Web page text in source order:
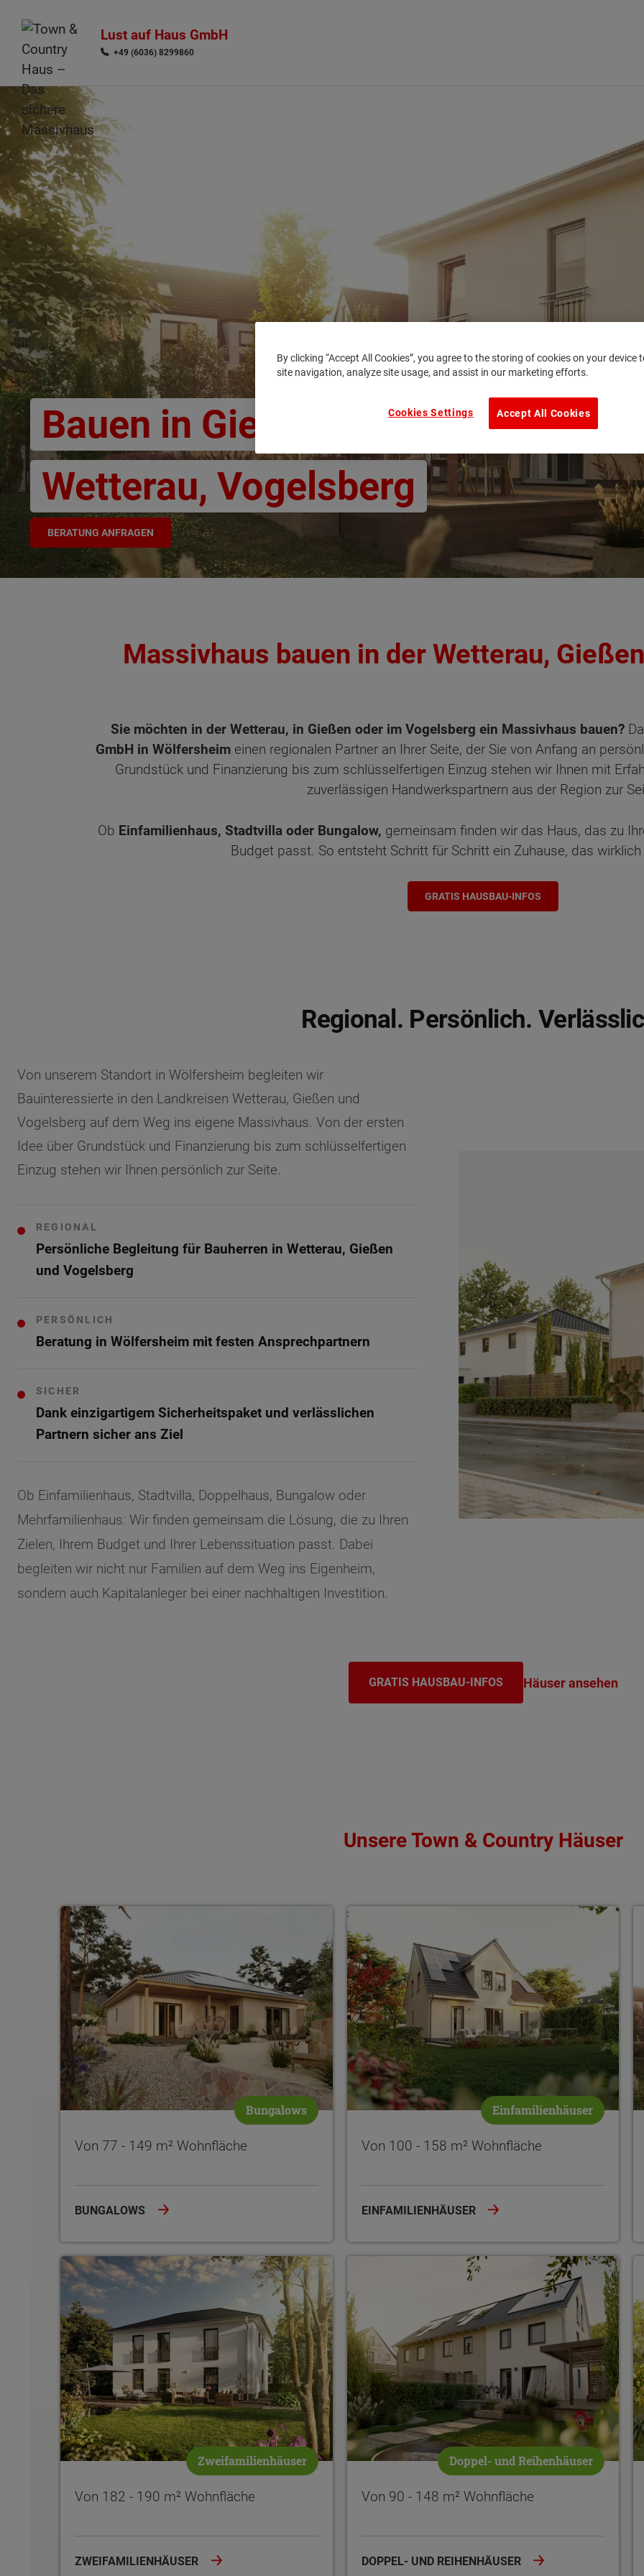
Lust auf Haus GmbH
+49 (6036) 8299860
Bauen in Gießen,
Wetterau, Vogelsberg
BERATUNG ANFRAGEN
Massivhaus bauen in der Wetterau,
Sie möchten in der Wetterau, in Gießen oder im Vogelsberg ein Massivhaus bauen?
GmbH in Wölfersheimeinen regionalen Partner an Ihrer Seite, der Sie von Anfang an
Grundstück und Finanzierung bis zum schlüsselfertigen Einzug stehen wir Ihnen mit
zuverlässigen Handwerkspartnern aus der Region zur
Ob Einfamilienhaus, Stadtvilla oder Bungalow, gemeinsam finden wir das Haus, das zu
Budget passt. So entsteht Schritt für Schritt ein Zuhause, das
GRATIS HAUSBAU-INFOS
Regional. Persönlich.
Von unserem Standort in Wölfersheim begleiten wir
Bauinteressierte in den Landkreisen Wetterau, Gießen und
Vogelsberg auf dem Weg ins eigene Massivhaus. Von der ersten
Idee über Grundstück und Finanzierung bis zum schlüsselfertigen
Einzug stehen wir Ihnen persönlich zur Seite.
REGIONAL
Persönliche Begleitung für Bauherren in Wetterau, Gießen
und Vogelsberg
PERSÖNLICH
Beratung in Wölfersheim mit festen Ansprechpartnern
SICHER
Dank einzigartigem Sicherheitspaket und verlässlichen
Partnern sicher ans Ziel
Ob Einfamilienhaus, Stadtvilla, Doppelhaus, Bungalow oder
Mehrfamilienhaus: Wir finden gemeinsam die Lösung, die zu Ihren
Zielen, Ihrem Budget und Ihrer Lebenssituation passt. Dabei
begleiten wir nicht nur Familien auf dem Weg ins Eigenheim,
sondern auch Kapitalanleger bei einer nachhaltigen Investition.
GRATIS HAUSBAU-INFOS Häuser ansehen
Unsere Town & Country Häuser
Von 77 - 149 m² Wohnfläche
Bungalows
Von 77 - 149 m² Wohnfläche
BUNGALOWS
Von 100 - 158 m² Wohnfläche
Einfamilienhäuser
Von 100 - 158 m² Wohnfläche
EINFAMILIENHÄUSER
Von 182 - 190 m² Wohnfläche
Zweifamilienhäuser
Von 182 - 190 m² Wohnfläche
ZWEIFAMILIENHÄUSER
Von 90 - 148 m² Wohnfläche
Doppel- und Reihenhäuser
Von 90 - 148 m² Wohnfläche
DOPPEL- UND REIHENHÄUSER
Wonach möchten Sie suchen?
By clicking “Accept All Cookies”, you agree to the storing of cookies on your device
site navigation, analyze site usage, and assist in our marketing efforts.
Accept All Cookies
Cookies Settings